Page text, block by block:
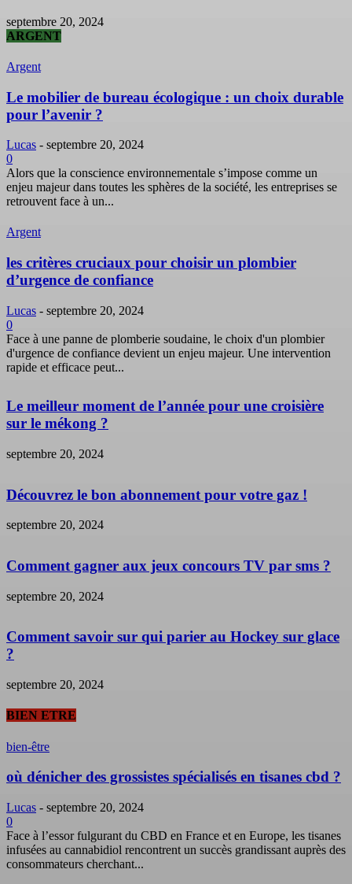
septembre 20, 2024
ARGENT
Argent
Le mobilier de bureau écologique : un choix durable
pour l’avenir ?
Lucas - septembre 20, 2024
0
Alors que la conscience environnementale s’impose comme un
enjeu majeur dans toutes les sphères de la société, les entreprises se
retrouvent face à un...
Argent
les critères cruciaux pour choisir un plombier
d’urgence de confiance
Lucas - septembre 20, 2024
0
Face à une panne de plomberie soudaine, le choix d'un plombier
d'urgence de confiance devient un enjeu majeur. Une intervention
rapide et efficace peut...
Le meilleur moment de l’année pour une croisière
sur le mékong ?
septembre 20, 2024
Découvrez le bon abonnement pour votre gaz !
septembre 20, 2024
Comment gagner aux jeux concours TV par sms ?
septembre 20, 2024
Comment savoir sur qui parier au Hockey sur glace
?
septembre 20, 2024
BIEN ETRE
bien-être
où dénicher des grossistes spécialisés en tisanes cbd ?
Lucas - septembre 20, 2024
0
Face à l’essor fulgurant du CBD en France et en Europe, les tisanes
infusées au cannabidiol rencontrent un succès grandissant auprès des
consommateurs cherchant...